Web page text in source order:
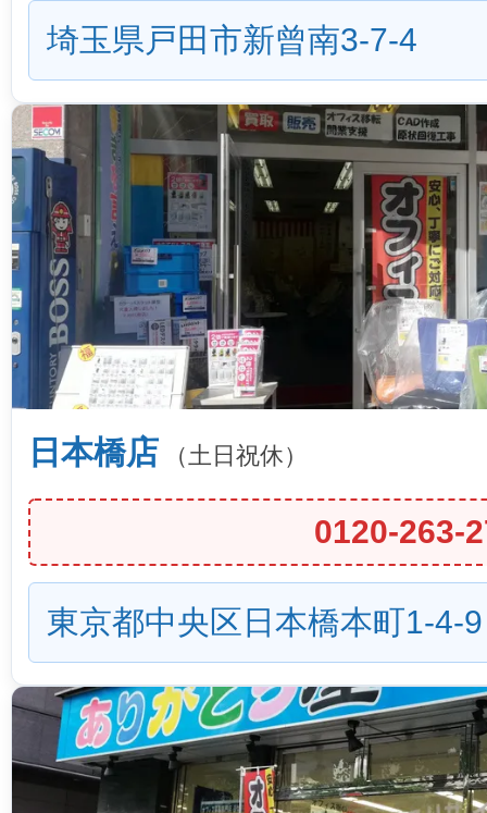
埼玉県戸田市新曾南3-7-4
日本橋店 （土日祝休）
0120-263-
東京都中央区日本橋本町1-4-9